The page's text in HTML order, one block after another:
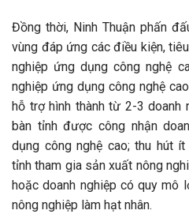
Đồng thời, Ninh Thuận phấn
vùng đáp ứng các điều kiện,
nghiệp ứng dụng công nghệ
nghiệp ứng dụng công nghệ
hỗ trợ hình thành từ 2-3 doanh
bàn tỉnh được công nhận
dụng công nghệ cao; thu hút
tỉnh tham gia sản xuất nông
hoặc doanh nghiệp có quy mô
nông nghiệp làm hạt nhân.